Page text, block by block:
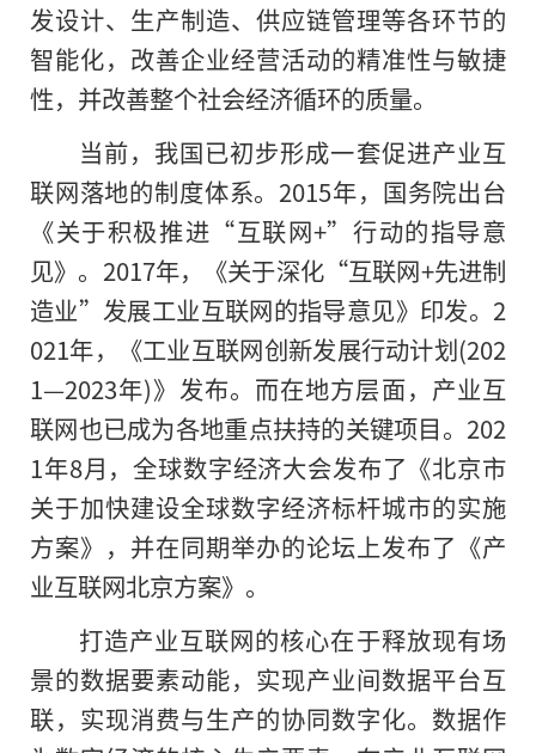
发设计、生产制造、供应链管理等各环节的
智能化，改善企业经营活动的精准性与敏捷
性，并改善整个社会经济循环的质量。
当前，我国已初步形成一套促进产业互
联网落地的制度体系。2015年，国务院出台
《关于积极推进“互联网+”行动的指导意
见》。2017年，《关于深化“互联网+先进制
造业”发展工业互联网的指导意见》印发。2
021年，《工业互联网创新发展行动计划(202
1—2023年)》发布。而在地方层面，产业互
联网也已成为各地重点扶持的关键项目。202
1年8月，全球数字经济大会发布了《北京市
关于加快建设全球数字经济标杆城市的实施
方案》，并在同期举办的论坛上发布了《产
业互联网北京方案》。
打造产业互联网的核心在于释放现有场
景的数据要素动能，实现产业间数据平台互
联，实现消费与生产的协同数字化。数据作